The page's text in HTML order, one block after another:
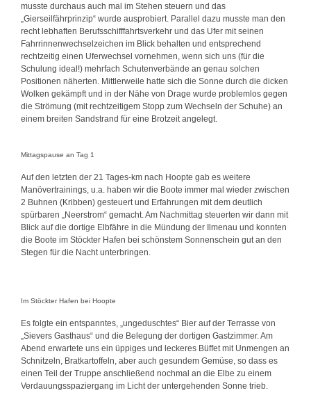
musste durchaus auch mal im Stehen steuern und das
„Gierseilfährprinzip“ wurde ausprobiert. Parallel dazu musste man den
recht lebhaften Berufsschifffahrtsverkehr und das Ufer mit seinen
Fahrrinnenwechselzeichen im Blick behalten und entsprechend
rechtzeitig einen Uferwechsel vornehmen, wenn sich uns (für die
Schulung ideal!) mehrfach Schutenverbände an genau solchen
Positionen näherten. Mittlerweile hatte sich die Sonne durch die dicken
Wolken gekämpft und in der Nähe von Drage wurde problemlos gegen
die Strömung (mit rechtzeitigem Stopp zum Wechseln der Schuhe) an
einem breiten Sandstrand für eine Brotzeit angelegt.
Mittagspause an Tag 1
Auf den letzten der 21 Tages-km nach Hoopte gab es weitere
Manövertrainings, u.a. haben wir die Boote immer mal wieder zwischen
2 Buhnen (Kribben) gesteuert und Erfahrungen mit dem deutlich
spürbaren „Neerstrom“ gemacht. Am Nachmittag steuerten wir dann mit
Blick auf die dortige Elbfähre in die Mündung der Ilmenau und konnten
die Boote im Stöckter Hafen bei schönstem Sonnenschein gut an den
Stegen für die Nacht unterbringen.
Im Stöckter Hafen bei Hoopte
Es folgte ein entspanntes, „ungeduschtes“ Bier auf der Terrasse von
„Sievers Gasthaus“ und die Belegung der dortigen Gastzimmer. Am
Abend erwartete uns ein üppiges und leckeres Büffet mit Unmengen an
Schnitzeln, Bratkartoffeln, aber auch gesundem Gemüse, so dass es
einen Teil der Truppe anschließend nochmal an die Elbe zu einem
Verdauungsspaziergang im Licht der untergehenden Sonne trieb.